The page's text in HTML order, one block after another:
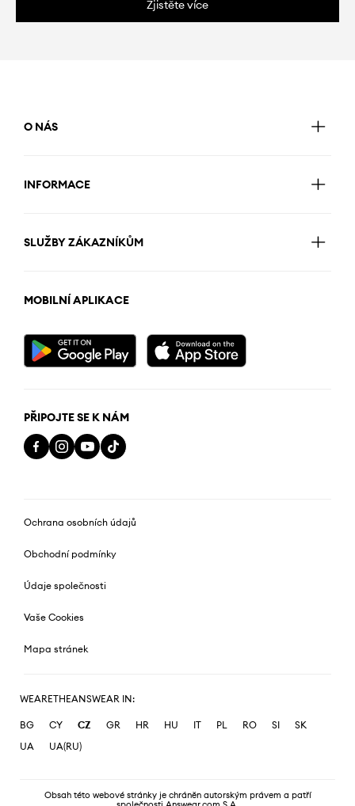
Zjistěte více
O NÁS
INFORMACE
SLUŽBY ZÁKAZNÍKŮM
MOBILNÍ APLIKACE
PŘIPOJTE SE K NÁM
Ochrana osobních údajů
Obchodní podmínky
Údaje společnosti
Vaše Cookies
Mapa stránek
WEARETHEANSWEAR IN:
BG CY CZ GR HR HU IT PL RO SI
SK
UA
UA(RU)
Obsah této webové stránky je chráněn autorským právem a patří